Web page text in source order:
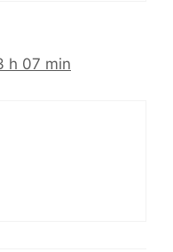
h 07 min